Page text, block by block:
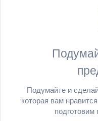
Подумайте и
которая вам
подготовим